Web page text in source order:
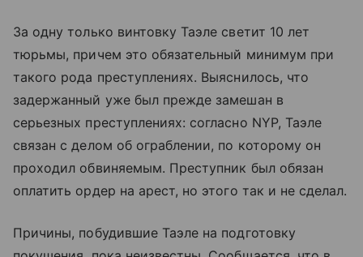
За одну только винтовку Таэле светит 10 лет
тюрьмы, причем это обязательный минимум при
такого рода преступлениях. Выяснилось, что
задержанный уже был прежде замешан в
серьезных преступлениях: согласно NYP, Таэле
связан с делом об ограблении, по которому он
проходил обвиняемым. Преступник был обязан
оплатить ордер на арест, но этого так и не сделал.
Причины, побудившие Таэле на подготовку